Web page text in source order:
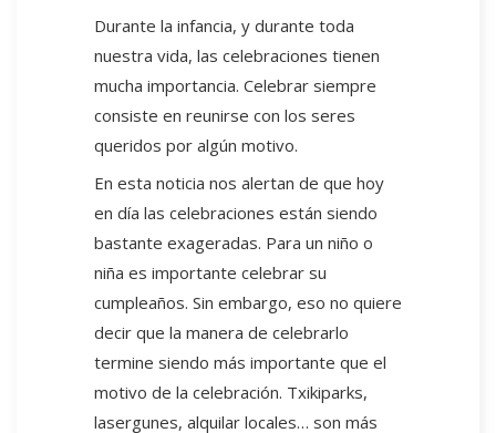
Durante la infancia, y durante toda
nuestra vida, las celebraciones tienen
mucha importancia. Celebrar siempre
consiste en reunirse con los seres
queridos por algún motivo.
En esta noticia nos alertan de que hoy
en día las celebraciones están siendo
bastante exageradas. Para un niño o
niña es importante celebrar su
cumpleaños. Sin embargo, eso no quiere
decir que la manera de celebrarlo
termine siendo más importante que el
motivo de la celebración. Txikiparks,
lasergunes, alquilar locales… son más